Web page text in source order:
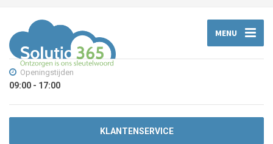
MENU
Openingstijden
09:00 - 17:00
KLANTENSERVICE